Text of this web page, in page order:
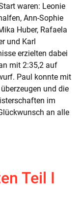
waren: Leonie
Ann-Sophie
Huber, Rafaela
und Karl
erzielten dabei
mit 2:35,2 auf
Paul konnte mit
und die
im
an alle
Teil I